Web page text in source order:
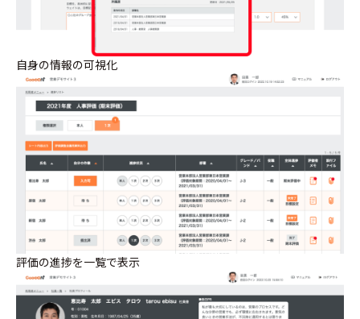
自身の情報の可視化
評価の進捗を一覧で表示